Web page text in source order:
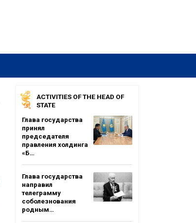
ACTIVITIES OF THE HEAD OF
STATE
Глава государства
принял
председателя
правления холдинга
«Б…
Глава государства
направил
телеграмму
соболезнования
родным…